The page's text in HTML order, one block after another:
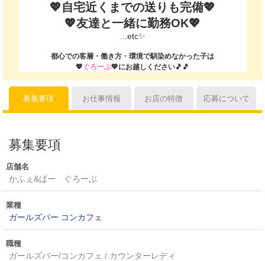
💖自宅近くまでの送りも完備💖
💖友達と一緒に勤務OK💖
...etc✨
都心での客層・働き方・環境で馴染めなかった子は
💖 ぐろーぶ💖にお越しください🎵🎵
募集要項 お仕事情報 お店の特徴 応募について
募集要項
店舗名
かふぇ&ばー ぐろーぶ
業種
ガールズバー コンカフェ
職種
ガールズバー/コンカフェ / カウンターレディ